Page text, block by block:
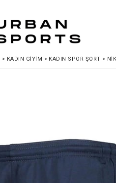
> KADIN GIYIM > KADIN SPOR ŞORT >